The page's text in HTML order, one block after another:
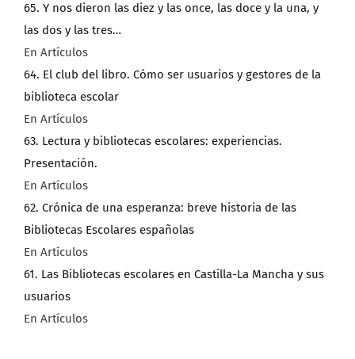
65. Y nos dieron las diez y las once, las doce y la una, y
las dos y las tres…
En Artículos
64. El club del libro. Cómo ser usuarios y gestores de la
biblioteca escolar
En Artículos
63. Lectura y bibliotecas escolares: experiencias.
Presentación.
En Artículos
62. Crónica de una esperanza: breve historia de las
Bibliotecas Escolares españolas
En Artículos
61. Las Bibliotecas escolares en Castilla-La Mancha y sus
usuarios
En Artículos